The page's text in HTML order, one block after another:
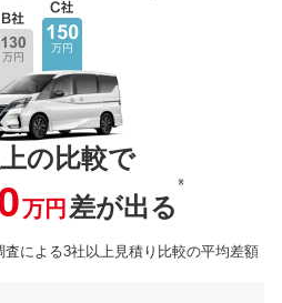
の比較で
万円 差が出る
※
による3社以上見積り比較の平均差額